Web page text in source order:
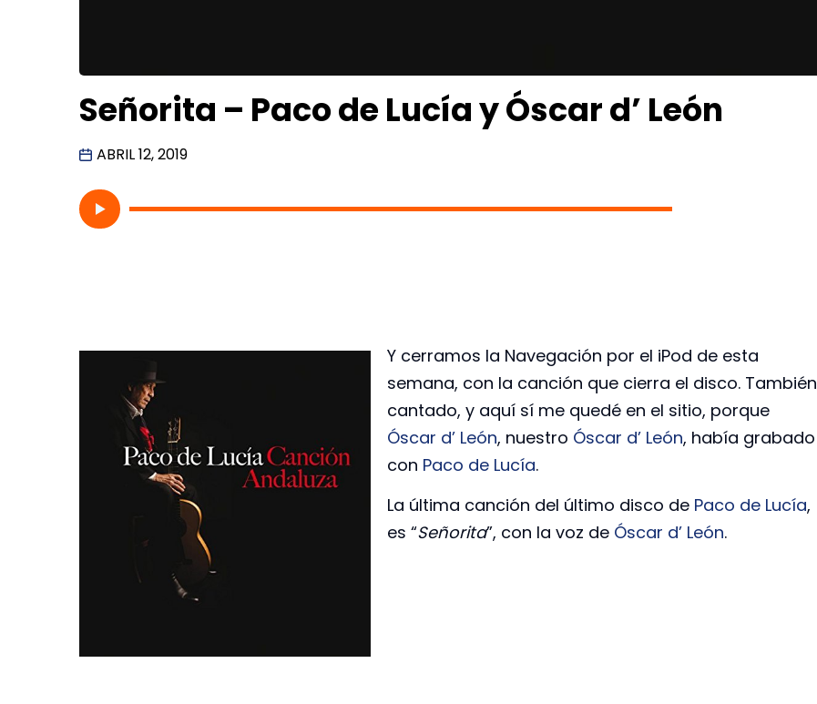
Señorita – Paco de Lucía y Óscar d’ León
ABRIL 12, 2019
Y cerramos la Navegación por el iPod de esta
semana, con la canción que cierra el disco. También
cantado, y aquí sí me quedé en el sitio, porque
Óscar d’ León, nuestro Óscar d’ León, había grabado
con Paco de Lucía.
La última canción del último disco de Paco de Lucía,
es “Señorita”, con la voz de Óscar d’ León.